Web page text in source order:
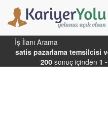
İş İlanı Arama
satis pazarlama temsilcisi
200 sonuç içinden 1